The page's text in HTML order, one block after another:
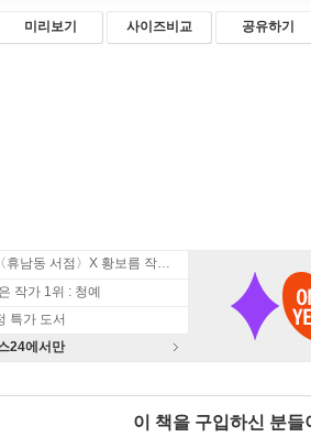
미리보기 사이즈비교 공유하기
뮤지컬 〈휴남동 서점〉X 황보름 작가 북토크
작가 1위 : 청예
특가 도서
24에서만
이 책을 구입하신 분